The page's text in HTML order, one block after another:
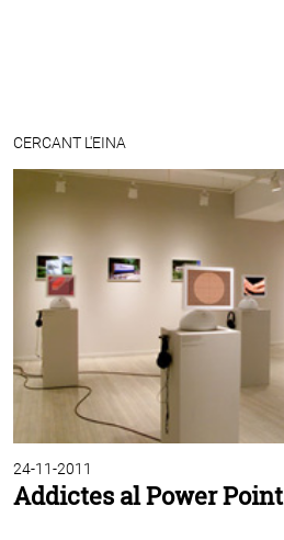
CERCANT L'EINA
24-11-2011
Addictes al Power Point